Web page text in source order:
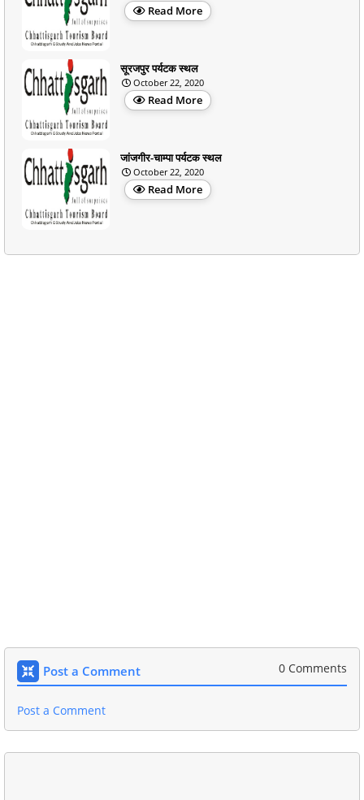
Read More
सूरजपुर पर्यटक स्थल
October 22, 2020
Read More
जांजगीर-चाम्पा पर्यटक स्थल
October 22, 2020
Read More
Post a Comment 0 Comments
Post a Comment